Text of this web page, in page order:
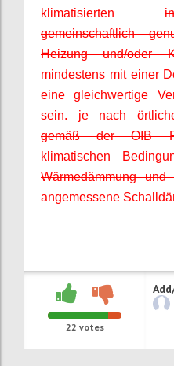
klimatisierten
gemeinschaftlich
Heizung und/oder
mindestens mit einer
eine gleichwertige
sein.je nach
gemäß der OIB
klimatischen
Wärmedämmung
angemessene
22 votes